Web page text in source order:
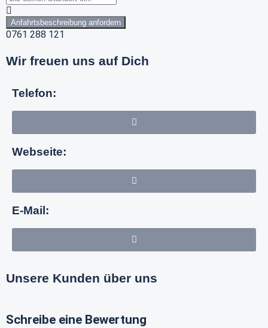
Anfahrtsbeschreibung anfordern
0761 288 121
Wir freuen uns auf Dich
Telefon:
Webseite:
E-Mail:
Unsere Kunden über uns
Schreibe eine Bewertung